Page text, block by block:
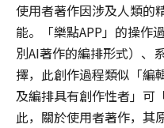
使用者著作因涉及人類的
能。「樂點APP」的操作
別AI著作的編排形式）、
擇，此創作過程類似「編
及編排具有創作性者」可
此，關於使用者著作，其